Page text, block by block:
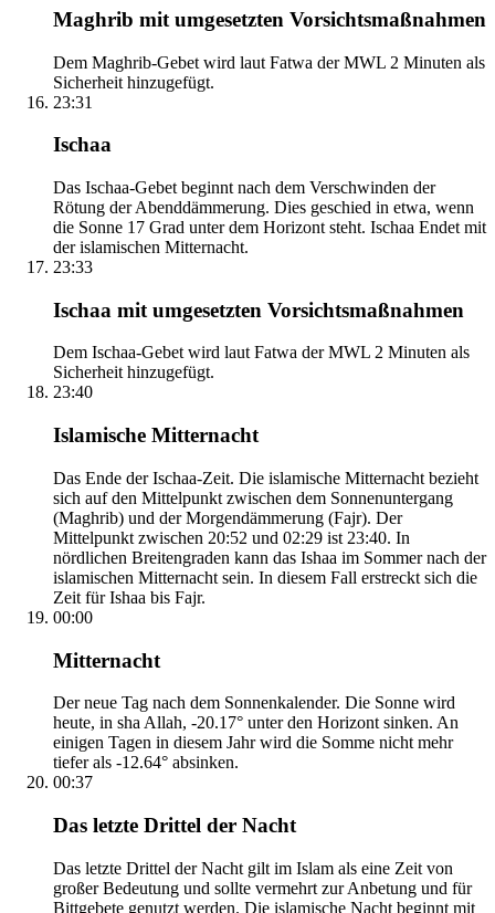
Maghrib mit umgesetzten Vorsichtsmaßnahmen
Dem Maghrib-Gebet wird laut Fatwa der MWL 2 Minuten als
Sicherheit hinzugefügt.
23:31
Ischaa
Das Ischaa-Gebet beginnt nach dem Verschwinden der
Rötung der Abenddämmerung. Dies geschied in etwa, wenn
die Sonne 17 Grad unter dem Horizont steht. Ischaa Endet mit
der islamischen Mitternacht.
23:33
Ischaa mit umgesetzten Vorsichtsmaßnahmen
Dem Ischaa-Gebet wird laut Fatwa der MWL 2 Minuten als
Sicherheit hinzugefügt.
23:40
Islamische Mitternacht
Das Ende der Ischaa-Zeit. Die islamische Mitternacht bezieht
sich auf den Mittelpunkt zwischen dem Sonnenuntergang
(Maghrib) und der Morgendämmerung (Fajr). Der
Mittelpunkt zwischen 20:52 und 02:29 ist 23:40. In
nördlichen Breitengraden kann das Ishaa im Sommer nach der
islamischen Mitternacht sein. In diesem Fall erstreckt sich die
Zeit für Ishaa bis Fajr.
00:00
Mitternacht
Der neue Tag nach dem Sonnenkalender. Die Sonne wird
heute, in sha Allah, -20.17° unter den Horizont sinken. An
einigen Tagen in diesem Jahr wird die Somme nicht mehr
tiefer als -12.64° absinken.
00:37
Das letzte Drittel der Nacht
Das letzte Drittel der Nacht gilt im Islam als eine Zeit von
großer Bedeutung und sollte vermehrt zur Anbetung und für
Bittgebete genutzt werden. Die islamische Nacht beginnt mit